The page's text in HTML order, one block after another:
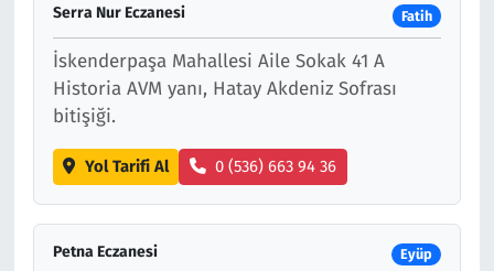
Serra Nur Eczanesi Fatih
İskenderpaşa Mahallesi Aile Sokak 41 A
Historia AVM yanı, Hatay Akdeniz Sofrası
bitişiği.
Yol Tarifi Al 0 (536) 663 94 36
Petna Eczanesi Eyüp